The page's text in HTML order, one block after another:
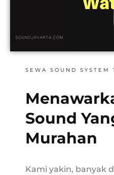
SEWA SOUND
Sound
Murahan
Kami yakin, banyak